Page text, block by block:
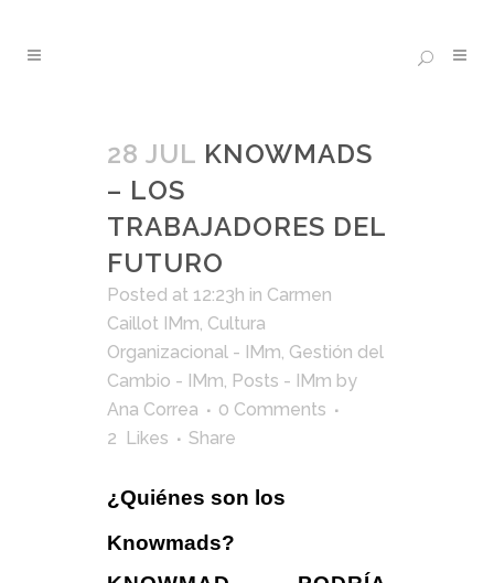
28 JUL KNOWMADS
– LOS
TRABAJADORES DEL
FUTURO
Posted at 12:23h in Carmen
Caillot IMm, Cultura
Organizacional - IMm, Gestión del
Cambio - IMm, Posts - IMm by
Ana Correa
0 Comments
2 Likes Share
¿Quiénes son los
Knowmads?